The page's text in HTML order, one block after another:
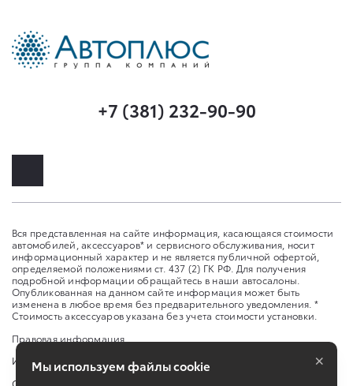
+7 (381) 232-90-90
Вся представленная на сайте информация, касающаяся стоимости
автомобилей, аксессуаров* и сервисного обслуживания, носит
информационный характер и не является публичной офертой,
определяемой положениями ст. 437 (2) ГК РФ. Для получения
подробной информации обращайтесь в наши автосалоны.
Опубликованная на данном сайте информация может быть
изменена в любое время без предварительного уведомления. *
Стоимость аксессуаров указана без учета стоимости установки.
Правовая информация
Изменить настройку cookies
Сбросить cookie
Мы используем файлы cookie ×